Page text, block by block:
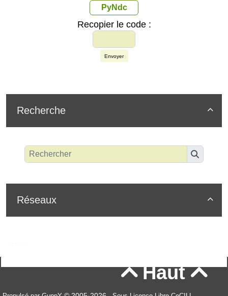
PyNdc
Recopier le code :
Envoyer

Recherche

Réseaux
Haut